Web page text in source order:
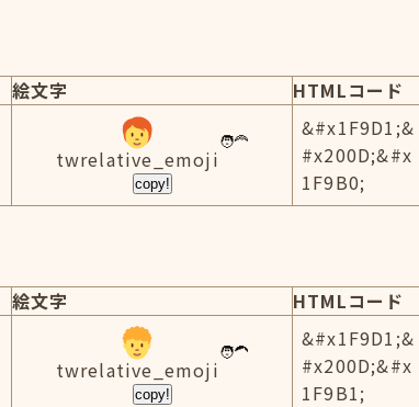
絵文字
HTMLコード
twrelative_emoji
copy!
&#x1F9D1;&
#x200D;&#x
1F9B0;
絵文字
HTMLコード
twrelative_emoji
copy!
&#x1F9D1;&
#x200D;&#x
1F9B1;